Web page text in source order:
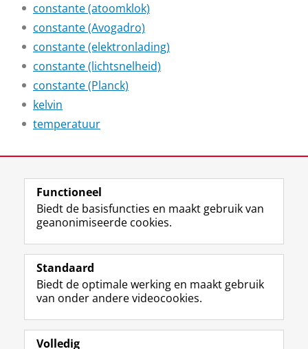
constante (atoomklok)
constante (Avogadro)
constante (elektronlading)
constante (lichtsnelheid)
constante (Planck)
kelvin
temperatuur
View this page in:English
Volg de RUG
F
a
e
b
o
L
i
k
e
I
R
S
-
f
e
I
n
t
r
Y
o
T
e
Studiekiezers
Alumni
Functioneel
Biedt de basisfuncties en maakt gebruik van
geanonimiseerde cookies.
Standaard
Biedt de optimale werking en maakt gebruik
van onder andere videocookies.
Volledig